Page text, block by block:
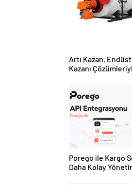
Artı Kazan,
Kazanı
Porego ile Kargo
Daha Kolay